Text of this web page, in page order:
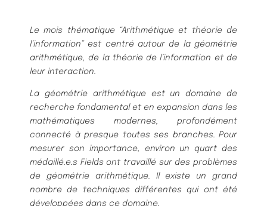
Le mois thématique “Arithmétique et théorie de
l’information” est centré autour de la géométrie
arithmétique, de la théorie de l’information et de
leur interaction.
La géométrie arithmétique est un domaine de
recherche fondamental et en expansion dans les
mathématiques modernes, profondément
connecté à presque toutes ses branches. Pour
mesurer son importance, environ un quart des
médaillé.e.s Fields ont travaillé sur des problèmes
de géométrie arithmétique. Il existe un grand
nombre de techniques différentes qui ont été
développées dans ce domaine.